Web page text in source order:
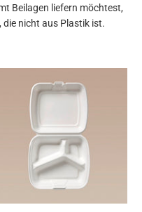
Beilagen liefern möchtest,
die nicht aus Plastik ist.